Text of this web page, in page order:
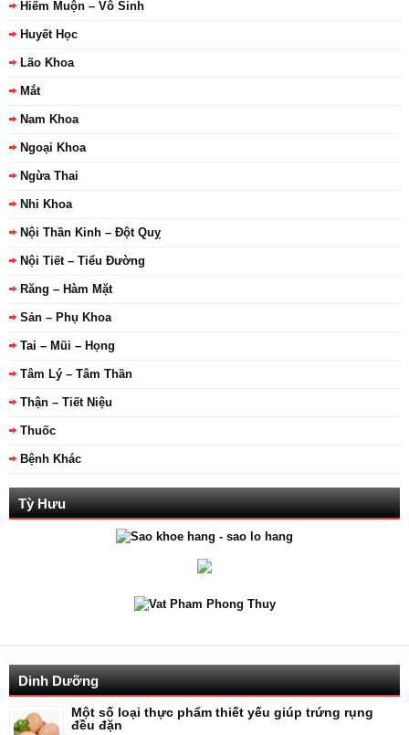
Hiếm Muộn – Vô Sinh
Huyết Học
Lão Khoa
Mắt
Nam Khoa
Ngoại Khoa
Ngừa Thai
Nhi Khoa
Nội Thần Kinh – Đột Quỵ
Nội Tiết – Tiểu Đường
Răng – Hàm Mặt
Sản – Phụ Khoa
Tai – Mũi – Họng
Tâm Lý – Tâm Thần
Thận – Tiết Niệu
Thuốc
Bệnh Khác
Tỳ Hưu
Dinh Dưỡng
Một số loại thực phẩm thiết yếu giúp trứng rụng
đều đặn